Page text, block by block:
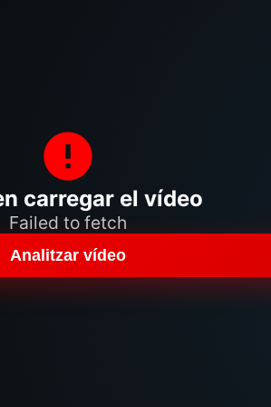
carregar el vídeo
Failed to fetch
Analitzar vídeo